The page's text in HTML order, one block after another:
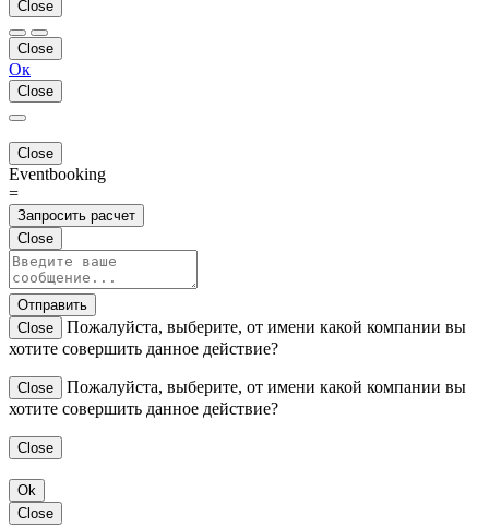
Close
Close
Ок
Close
Close
Eventbooking
=
Запросить расчет
Close
Отправить
Close
Пожалуйста, выберите, от имени какой компании вы
хотите совершить данное действие?
Close
Пожалуйста, выберите, от имени какой компании вы
хотите совершить данное действие?
Close
Ok
Close